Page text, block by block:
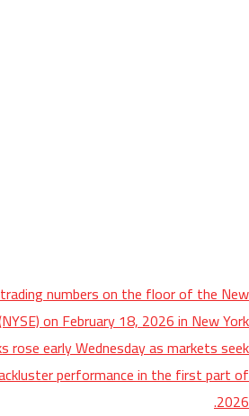
numbers on the floor of the New
on February 18, 2026 in New York
rose early Wednesday as markets seek
performance in the first part of
2026.